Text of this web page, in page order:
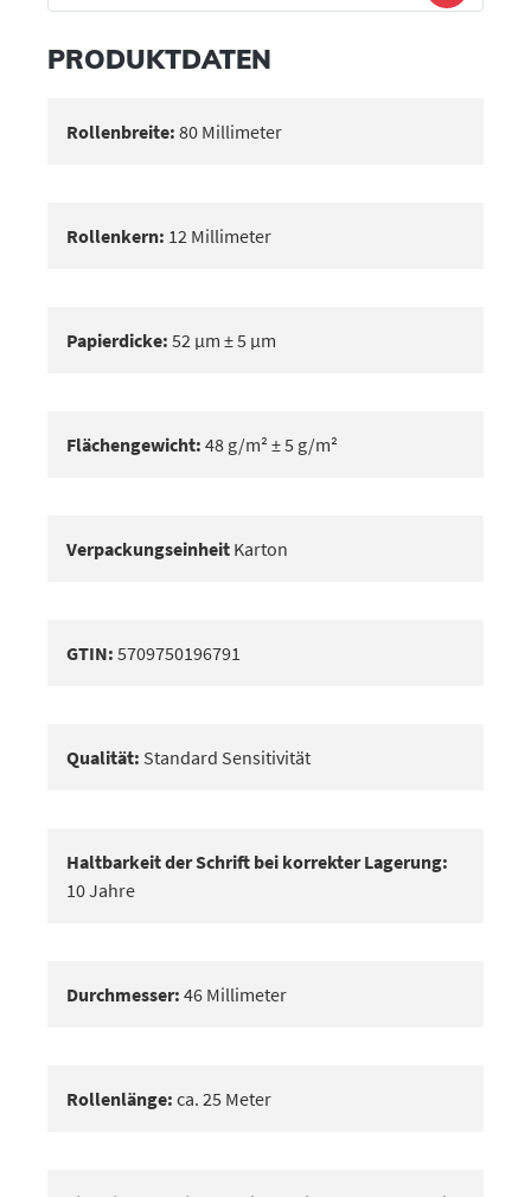
PRODUKTDATEN
Rollenbreite: 80 Millimeter
Rollenkern: 12 Millimeter
Papierdicke: 52 μm ± 5 μm
Flächengewicht: 48 g/m² ± 5 g/m²
Verpackungseinheit Karton
GTIN: 5709750196791
Qualität: Standard Sensitivität
Haltbarkeit der Schrift bei korrekter Lagerung:
10 Jahre
Durchmesser: 46 Millimeter
Rollenlänge: ca. 25 Meter